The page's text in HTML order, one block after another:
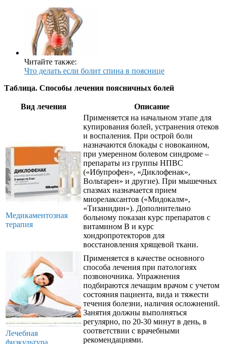
Читайте также:
Что делать если болит спина в пояснице
Таблица. Способы лечения поясничных болей
Вид лечения Описание
Медикаментозная
терапия
Применяется на начальном этапе для
купирования болей, устранения отеков
и воспаления. При острой боли
назначаются блокады с новокаином,
при умеренном болевом синдроме –
препараты из группы НПВС
(«Ибупрофен», «Диклофенак»,
Вольтарен» и другие). При мышечных
спазмах назначается прием
миорелаксантов («Мидокалм»,
«Тизанидин»). Дополнительно
больному показан курс препаратов с
витамином В и курс
хондропротекторов для
восстановления хрящевой ткани.
Лечебная
физкультура
Применяется в качестве основного
способа лечения при патологиях
позвоночника. Упражнения
подбираются лечащим врачом с учетом
состояния пациента, вида и тяжести
течения болезни, наличия осложнений.
Занятия должны выполняться
регулярно, по 20-30 минут в день, в
соответствии с врачебными
рекомендациями.